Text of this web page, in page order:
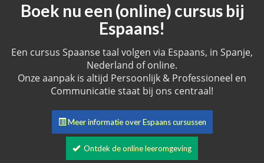
Boek nu een (online) cursus bij
Espaans!
Een cursus Spaanse taal volgen via Espaans, in Spanje,
Nederland of online.
Onze aanpak is altijd Persoonlijk & Professioneel en
Communicatie staat bij ons centraal!
Meer informatie over Espaans cursussen
Ontdek de online leeromgeving